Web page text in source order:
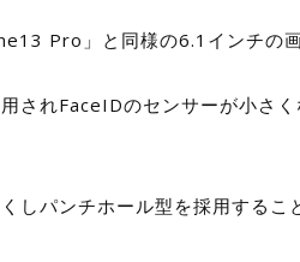
Pro」と同様の6.1インチの
されFaceIDのセンサーが小さく
しパンチホール型を採用するこ